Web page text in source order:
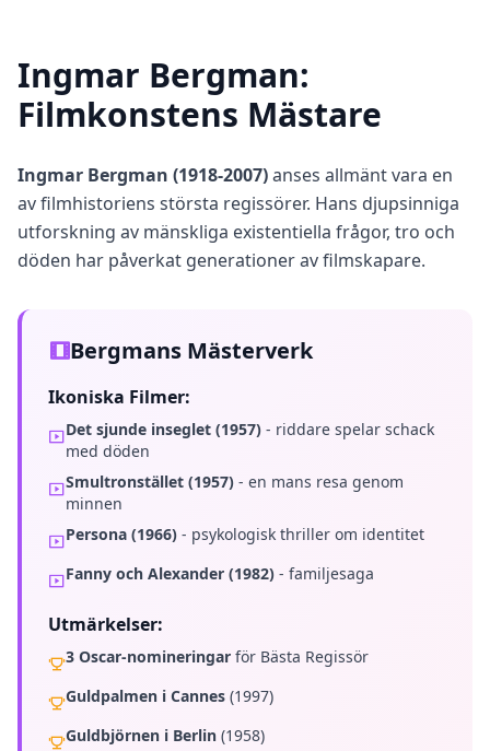
m
p
r
e
m
e
t
k
o
r
p
o
g
e
s
O
o
s
L
Ingmar Bergman:
Filmkonstens Mästare
Ingmar Bergman (1918-2007)anses allmänt vara en
av filmhistoriens största regissörer. Hans djupsinniga
utforskning av mänskliga existentiella frågor, tro och
döden har påverkat generationer av filmskapare.
Bergmans Mästerverk
Ikoniska Filmer:
Det sjunde inseglet (1957) - riddare spelar schack
med döden
Smultronstället (1957) - en mans resa genom
minnen
Persona (1966) - psykologisk thriller om identitet
Fanny och Alexander (1982) - familjesaga
Utmärkelser:
3 Oscar-nomineringar för Bästa Regissör
Guldpalmen i Cannes (1997)
Guldbjörnen i Berlin (1958)